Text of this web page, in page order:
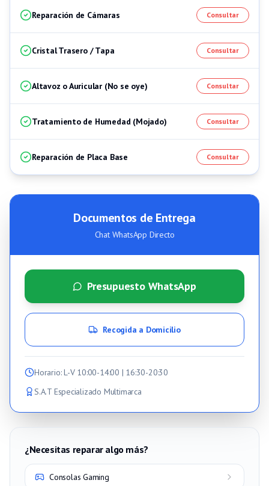
Reparación de Cámaras Consultar
Cristal Trasero / Tapa Consultar
Altavoz o Auricular (No se oye) Consultar
Tratamiento de Humedad (Mojado) Consultar
Reparación de Placa Base Consultar
Documentos de Entrega
Chat WhatsApp Directo
Presupuesto WhatsApp
Recogida a Domicilio
Horario: L-V 10:00-14:00 | 16:30-20:30
S.A.T Especializado Multimarca
¿Necesitas reparar algo más?
Consolas Gaming